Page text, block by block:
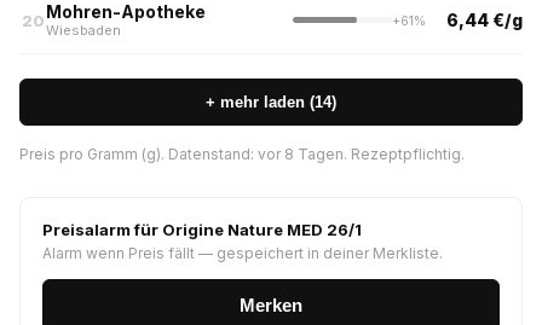
20Mohren-Apotheke
Wiesbaden
+61% 6,44 €/g
+ mehr laden (14)
Preis pro Gramm (g). Datenstand: vor 8 Tagen. Rezeptpflichtig.
Preisalarm für Origine Nature MED 26/1
Alarm wenn Preis fällt — gespeichert in deiner Merkliste.
Merken